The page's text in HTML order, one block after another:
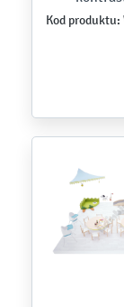
Kod produktu: